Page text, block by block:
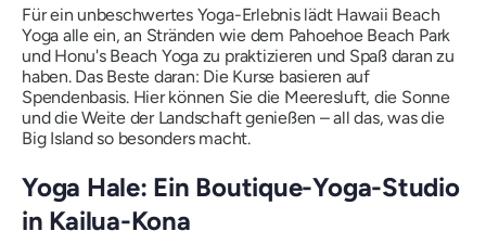
Für ein unbeschwertes Yoga-Erlebnis lädt Hawaii Beach
Yoga alle ein, an Stränden wie dem Pahoehoe Beach Park
und Honu's Beach Yoga zu praktizieren und Spaß daran zu
haben. Das Beste daran: Die Kurse basieren auf
Spendenbasis. Hier können Sie die Meeresluft, die Sonne
und die Weite der Landschaft genießen – all das, was die
Big Island so besonders macht.
Yoga Hale: Ein Boutique-Yoga-Studio
in Kailua-Kona